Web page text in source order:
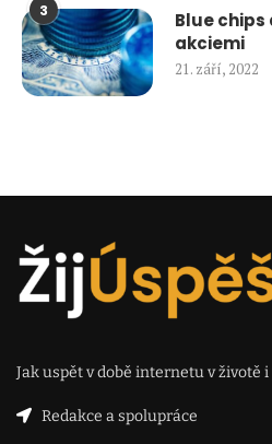
3
Blue chips
akciemi
21. září, 2022
Jak uspět v době internetu v životě
Redakce a spolupráce